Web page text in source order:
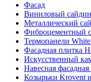
Фасад
Виниловый
Металлический
Фиброцементный
Термопанели
Фасадная плитка
Искусственный
Навесная
Козырьки Krovent